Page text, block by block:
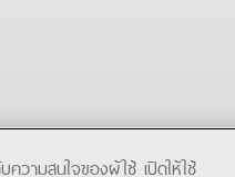
ความสนใจของผู้ใช้ เปิดให้ใช้